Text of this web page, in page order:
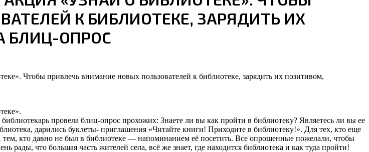
К БИБЛИОТЕКЕ, ЗАРЯДИТЬ ИХ
БЛИЦ-ОПРОС
Чтобы привлечь внимание новых пользователей к библиотеке, зарядить их позитивом,
провела блиц-опрос прохожих: Знаете ли вы как пройти в библиотеку? Являетесь ли вы ее
дарились буклеты- приглашения «Читайте книги! Приходите в библиотеку!». Для тех, кто еще
кто давно не был в библиотеке — напоминанием её посетить. Все опрошенные пожелали, чтобы
что большая часть жителей села, всё же знает, где находится библиотека и как туда пройти!